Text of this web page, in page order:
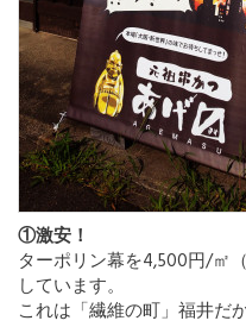
①激安！
ターポリン幕を4,500円/㎡
しています。
これは「繊維の町」福井だ